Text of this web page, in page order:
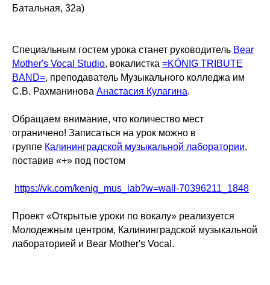
Батальная, 32а)
Специальным гостем урока станет руководитель Bear
Mother's Vocal Studio, вокалистка =KÖNIG TRIBUTE
BAND=, преподаватель Музыкального колледжа им
С.В. Рахманинова Анастасия Кулагина.
Обращаем внимание, что количество мест
ограничено! Записаться на урок можно в
группе Калининградской музыкальной лаборатории,
поставив «+» под постом
https://vk.com/kenig_mus_lab?w=wall-70396211_1848
Проект «Открытые уроки по вокалу» реализуется
Молодежным центром, Калининградской музыкальной
лабораторией и Bear Mother's Vocal.